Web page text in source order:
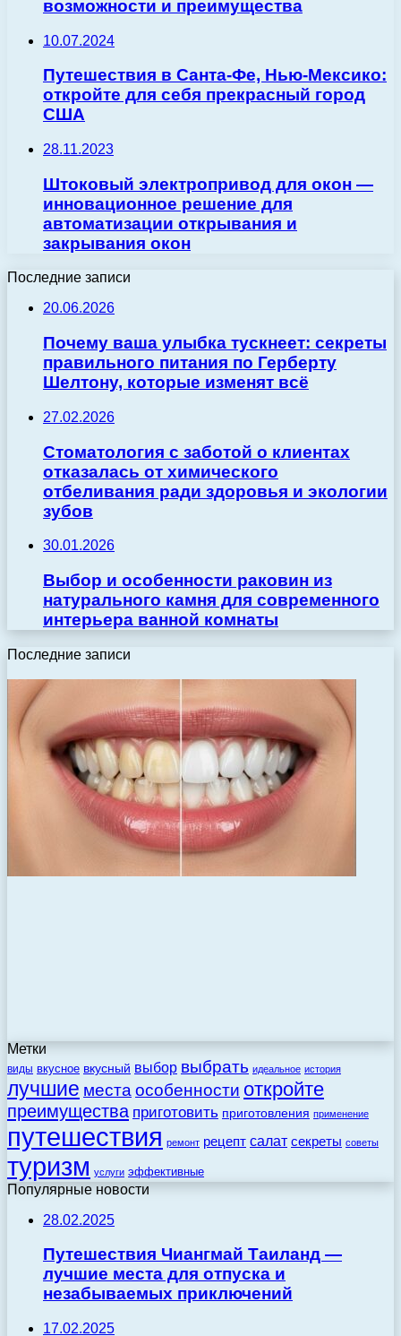
возможности и преимущества
10.07.2024
Путешествия в Санта-Фе, Нью-Мексико:
откройте для себя прекрасный город
США
28.11.2023
Штоковый электропривод для окон —
инновационное решение для
автоматизации открывания и
закрывания окон
Последние записи
20.06.2026
Почему ваша улыбка тускнеет: секреты
правильного питания по Герберту
Шелтону, которые изменят всё
27.02.2026
Стоматология с заботой о клиентах
отказалась от химического
отбеливания ради здоровья и экологии
зубов
30.01.2026
Выбор и особенности раковин из
натурального камня для современного
интерьера ванной комнаты
Последние записи
Метки
виды вкусное вкусный выбор выбрать идеальное история
лучшие места особенности откройте
преимущества приготовить приготовления применение
путешествия ремонт рецепт салат секреты советы
туризм услуги эффективные
Популярные новости
28.02.2025
Путешествия Чиангмай Таиланд —
лучшие места для отпуска и
незабываемых приключений
17.02.2025